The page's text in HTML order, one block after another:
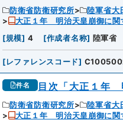
防衛省防衛研究所 陸軍省大
大正１年 明治天皇崩御に
[規模] 4 [作成者名称] 陸軍省
[レファレンスコード]
件名 目次「大正１年
防衛省防衛研究所 陸軍省大
大正１年 明治天皇崩御に